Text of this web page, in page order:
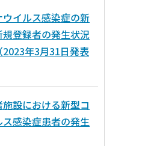
イルス感染症の新
登録者の発生状況
2023年3月31日発表
設における新型コ
ス感染症患者の発生